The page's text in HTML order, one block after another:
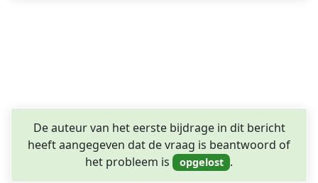
De auteur van het eerste bijdrage in dit bericht
heeft aangegeven dat de vraag is beantwoord of
het probleem is
.